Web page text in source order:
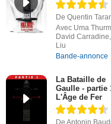
De Quentin
Avec Uma
David
Liu
Bande-annonce
La Bataille de
Gaulle - partie
L'Âge de Fer